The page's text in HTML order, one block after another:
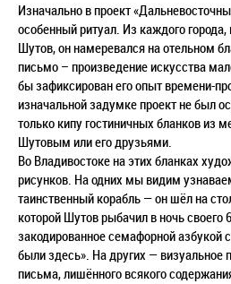
Изначально в проект
особенный ритуал. Из каждого
Шутов, он намеревался на отельном
письмо – произведение искусства
бы зафиксирован его опыт времени-
изначальной задумке проект не был
только кипу гостиничных бланков из
Шутовым или его друзьями.
Во Владивостоке на этих бланках
рисунков. На одних мы видим
таинственный корабль — он шёл на
которой Шутов рыбачил в ночь своего
закодированное семафорной азбукой
были здесь». На других — визуальное
письма, лишённого всякого